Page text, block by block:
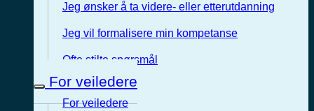
Jeg ønsker å ta videre- eller etterutdanning
Jeg vil formalisere min kompetanse
Ofte stilte spørsmål
For veiledere
For veiledere